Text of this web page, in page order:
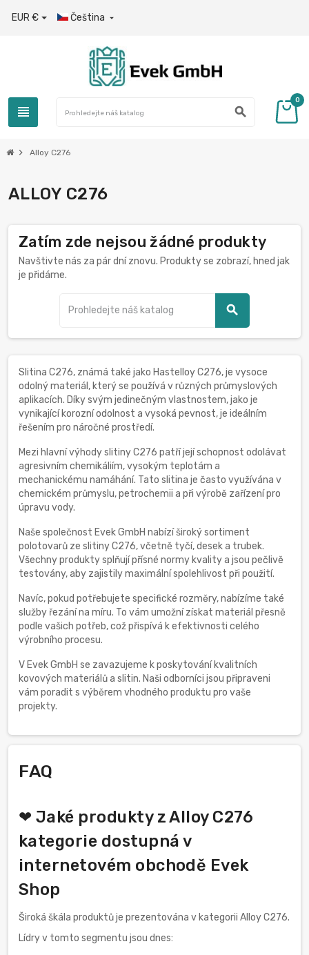
EUR € Čeština 
view_headline search
0
chevron_right Alloy C276
ALLOY C276
Zatím zde nejsou žádné produkty
Navštivte nás za pár dní znovu. Produkty se zobrazí, hned jak
je přidáme.
search
Slitina C276, známá také jako Hastelloy C276, je vysoce
odolný materiál, který se používá v různých průmyslových
aplikacích. Díky svým jedinečným vlastnostem, jako je
vynikající korozní odolnost a vysoká pevnost, je ideálním
řešením pro náročné prostředí.
Mezi hlavní výhody slitiny C276 patří její schopnost odolávat
agresivním chemikáliím, vysokým teplotám a
mechanickému namáhání. Tato slitina je často využívána v
chemickém průmyslu, petrochemii a při výrobě zařízení pro
úpravu vody.
Naše společnost Evek GmbH nabízí široký sortiment
polotovarů ze slitiny C276, včetně tyčí, desek a trubek.
Všechny produkty splňují přísné normy kvality a jsou pečlivě
testovány, aby zajistily maximální spolehlivost při použití.
Navíc, pokud potřebujete specifické rozměry, nabízíme také
služby řezání na míru. To vám umožní získat materiál přesně
podle vašich potřeb, což přispívá k efektivnosti celého
výrobního procesu.
V Evek GmbH se zavazujeme k poskytování kvalitních
kovových materiálů a slitin. Naši odborníci jsou připraveni
vám poradit s výběrem vhodného produktu pro vaše
projekty.
FAQ
❤ Jaké produkty z Alloy C276
kategorie dostupná v
internetovém obchodě Evek
Shop
Široká škála produktů je prezentována v kategorii Alloy C276.
Lídry v tomto segmentu jsou dnes: